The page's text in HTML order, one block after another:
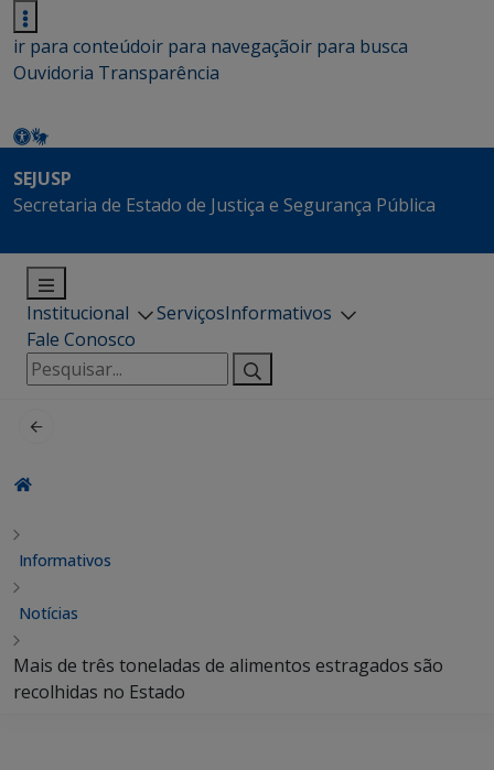
ir para conteúdoir para navegaçãoir para busca
Ouvidoria Transparência
SEJUSP
Secretaria de Estado de Justiça e Segurança Pública
Institucional ServiçosInformativos
Fale Conosco
Pesquisar
por:
Informativos
Notícias
Mais de três toneladas de alimentos estragados são
recolhidas no Estado